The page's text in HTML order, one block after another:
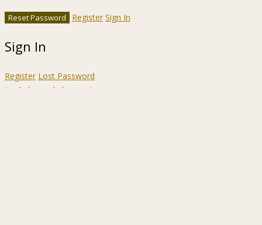
Register Sign In
Sign In
Register Lost Password
Ir a la barra de herramientas